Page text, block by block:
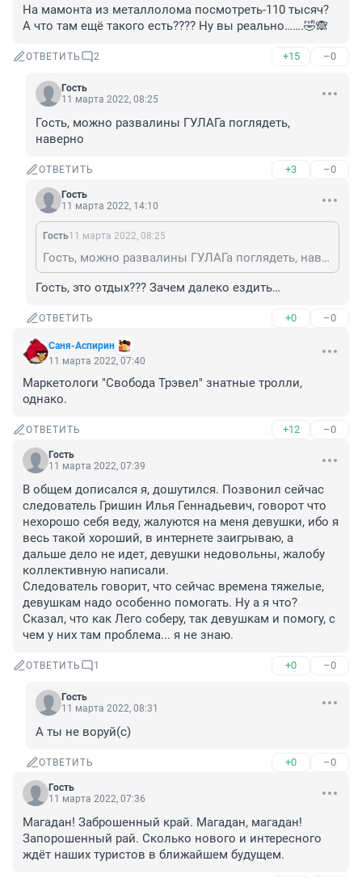
На мамонта из металлолома посмотреть-110 тысяч?
А что там ещё такого есть???? Ну вы реально…….🤣🙈
ОТВЕТИТЬ 2 +15 –0
Гость
11 марта 2022, 08:25
Гость, можно развалины ГУЛАГа поглядеть,
наверно
ОТВЕТИТЬ +3 –0
Гость
11 марта 2022, 14:10
Гость11 марта 2022, 08:25
Гость, можно развалины ГУЛАГа поглядеть, наверно
Гость, это отдых??? Зачем далеко ездить…
ОТВЕТИТЬ +0 –0
Саня-Аспирин
11 марта 2022, 07:40
Маркетологи "Свобода Трэвел" знатные тролли,
однако.
ОТВЕТИТЬ +12 –0
Гость
11 марта 2022, 07:39
В общем дописался я, дошутился. Позвонил сейчас
следователь Гришин Илья Геннадьевич, говорот что
нехорошо себя веду, жалуются на меня девушки, ибо я
весь такой хороший, в интернете заигрываю, а
дальше дело не идет, девушки недовольны, жалобу
коллективную написали.
Следователь говорит, что сейчас времена тяжелые,
девушкам надо особенно помогать. Ну а я что?
Сказал, что как Лего соберу, так девушкам и помогу, с
чем у них там проблема... я не знаю.
ОТВЕТИТЬ 1 +0 –0
Гость
11 марта 2022, 08:31
А ты не воруй(с)
ОТВЕТИТЬ +0 –0
Гость
11 марта 2022, 07:36
Магадан! Заброшенный край. Магадан, магадан!
Запорошенный рай. Сколько нового и интересного
ждёт наших туристов в ближайшем будущем.